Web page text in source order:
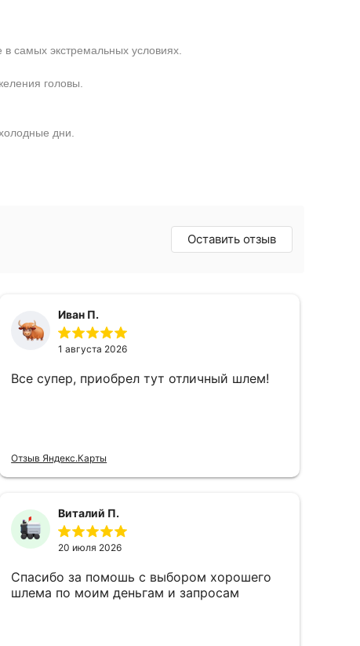
самых экстремальных условиях.
головы.
дни.